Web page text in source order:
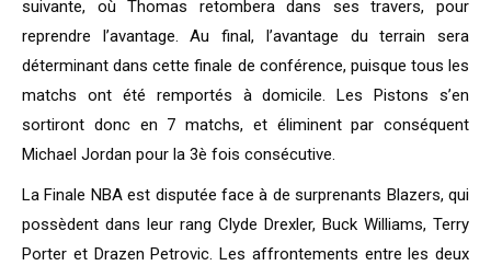
suivante, où Thomas retombera dans ses travers, pour
reprendre l’avantage. Au final, l’avantage du terrain sera
déterminant dans cette finale de conférence, puisque tous les
matchs ont été remportés à domicile. Les Pistons s’en
sortiront donc en 7 matchs, et éliminent par conséquent
Michael Jordan pour la 3è fois consécutive.
La Finale NBA est disputée face à de surprenants Blazers, qui
possèdent dans leur rang Clyde Drexler, Buck Williams, Terry
Porter et Drazen Petrovic. Les affrontements entre les deux